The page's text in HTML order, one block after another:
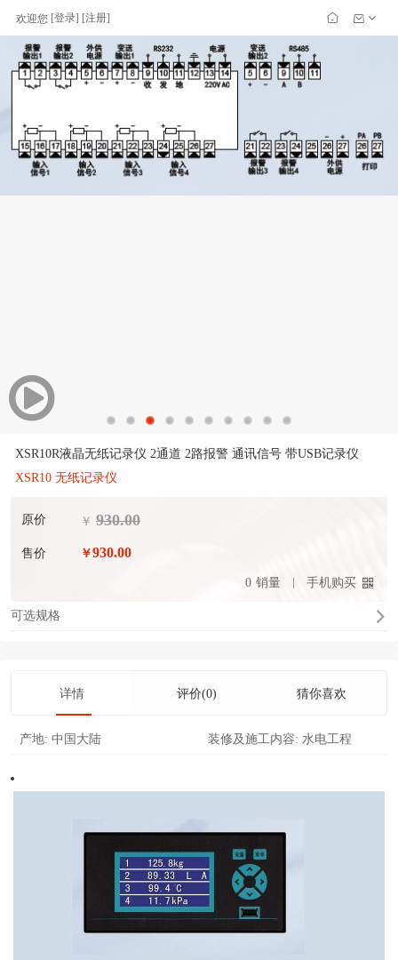
欢迎您 [登录] [注册]
XSR10R液晶无纸记录仪 2通道 2路报警 通讯信号 带USB记录仪
XSR10 无纸记录仪
原价 ￥ 930.00
售价 ￥930.00
0 销量 手机购买
可选规格
详情 评价(0) 猜你喜欢
产地: 中国大陆 装修及施工内容: 水电工程